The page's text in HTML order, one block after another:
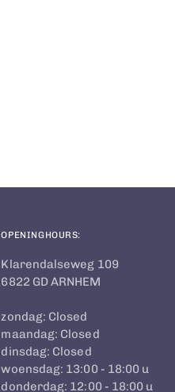
OPENINGHOURS:
Klarendalseweg 109
6822 GD ARNHEM
zondag: Closed
maandag: Closed
dinsdag: Closed
woensdag: 13:00 - 18:00 u
donderdag: 12:00 - 18:00 u